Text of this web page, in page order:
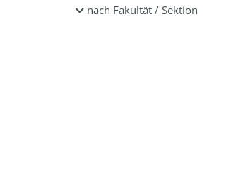
nach Fakultät / Sektion